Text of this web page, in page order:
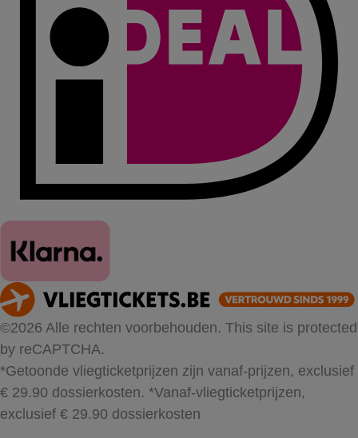
©2026 Alle rechten voorbehouden. This site is protected
by reCAPTCHA.
*Getoonde vliegticketprijzen zijn vanaf-prijzen, exclusief
€ 29.90 dossierkosten. *Vanaf-vliegticketprijzen,
exclusief € 29.90 dossierkosten